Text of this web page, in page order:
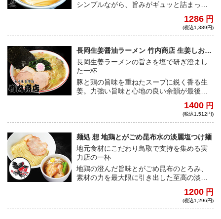
シンプルながら、旨みがギュッと詰まっ
1286 円
(税込1,389円)
長岡生姜醤油ラーメン 竹内商店 生姜しおラ
ーメン
長岡生姜ラーメンの旨さを塩で研ぎ澄まし
た一杯
豚と鶏の旨味を重ねたスープに鋭く香る生
姜。力強い旨味と心地の良い余韻が最後ま
1400 円
(税込1,512円)
麺処 想 地鶏とがごめ昆布水の淡麗塩つけ麺
地元食材にこだわり鳥取で支持を集める実
力店の一杯
地鶏の澄んだ旨味とがごめ昆布のとろみ、
素材の力を最大限に引き出した至高の淡麗
1200 円
(税込1,296円)